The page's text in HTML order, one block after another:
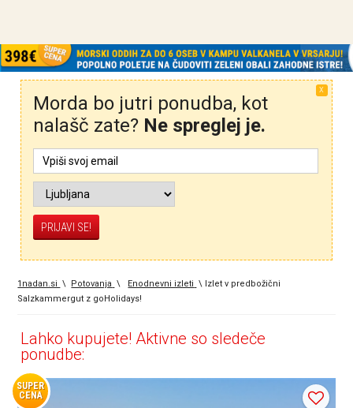
X
Morda bo jutri ponudba, kot
nalašč zate? Ne spreglej je.
1nadan.si \ Potovanja \ Enodnevni izleti \ Izlet v predbožični
Salzkammergut z goHolidays!
Lahko kupujete! Aktivne so sledeče
ponudbe:
SUPER
CENA